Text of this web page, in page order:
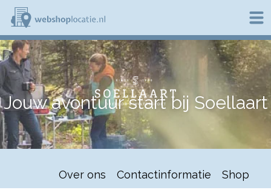
Overslaan
naar
de
inhoud
gaan
W
e
b
o
p
c
Jouw avontuur start bij Soellaart
Over ons Contactinformatie Shop